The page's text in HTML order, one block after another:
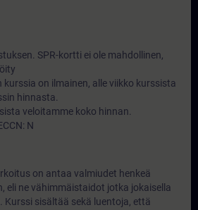
SPR-kortti ei ole mahdollinen,
kurssia on ilmainen, alle viikko kurssista
hinnasta.
veloitamme koko hinnan.
N
on antaa valmiudet henkeä
eli ne vähimmäistaidot jotka jokaisella
sisältää sekä luentoja, että